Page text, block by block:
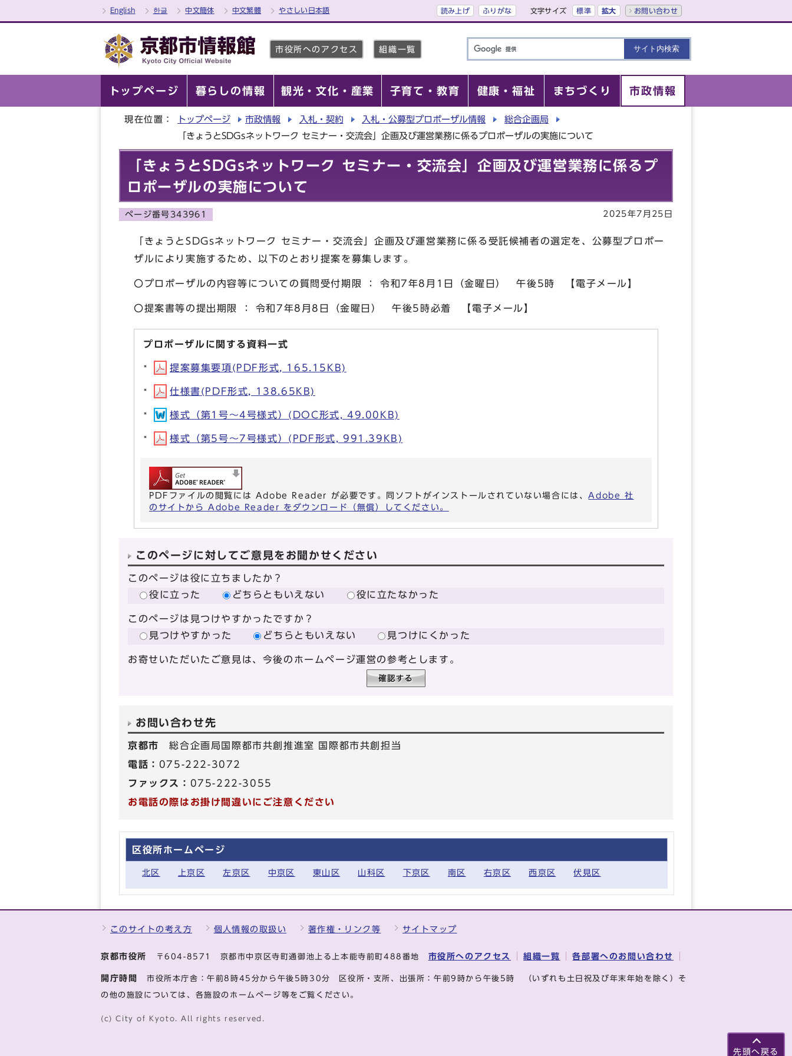
English 한글 中文簡体 中文繁體 やさしい日本語 読み上げ ふりがな 文字サイズ 標準 拡大 お問い合わせ
市役所へのアクセス 組織一覧
トップページ 暮らしの情報 観光・文化・産業 子育て・教育 健康・福祉 まちづくり 市政情報
現在位置： トップページ 市政情報 入札・契約 入札・公募型プロポーザル情報
総合企画局
「きょうとSDGsネットワーク セミナー・交流会」企画及び運営業務に係るプロポーザルの実施について
「きょうとSDGsネットワーク セミナー・交流会」企画及び運営業務に係るプ
ロポーザルの実施について
ページ番号343961 2025年7月25日
「きょうとSDGsネットワーク セミナー・交流会」企画及び運営業務に係る受託候補者の選定を、公募型プロポー
ザルにより実施するため、以下のとおり提案を募集します。
〇プロポーザルの内容等についての質問受付期限 ： 令和7年8月1日（金曜日） 午後5時 【電子メール】
〇提案書等の提出期限 ： 令和7年8月8日（金曜日） 午後5時必着 【電子メール】
プロポーザルに関する資料一式
提案募集要項(PDF形式, 165.15KB)
仕様書(PDF形式, 138.65KB)
様式（第1号～4号様式）(DOC形式, 49.00KB)
様式（第5号～7号様式）(PDF形式, 991.39KB)
PDFファイルの閲覧には Adobe Reader が必要です。同ソフトがインストールされていない場合には、Adobe 社
のサイトから Adobe Reader をダウンロード（無償）してください。
このページに対してご意見をお聞かせください
このページは役に立ちましたか？
役に立った
どちらともいえない 役に立たなかった
このページは見つけやすかったですか？
見つけやすかった
どちらともいえない 見つけにくかった
お寄せいただいたご意見は、今後のホームページ運営の参考とします。
お問い合わせ先
京都市総合企画局国際都市共創推進室 国際都市共創担当
電話： 075-222-3072
ファックス： 075-222-3055
お電話の際はお掛け間違いにご注意ください
区役所ホームページ
北区 上京区 左京区 中京区 東山区 山科区 下京区 南区 右京区 西京区 伏見区
先頭へ戻る
このサイトの考え方 個人情報の取扱い 著作権・リンク等 サイトマップ
京都市役所 〒604-8571 京都市中京区寺町通御池上る上本能寺前町488番地 市役所へのアクセス 組織一覧 各部署へのお問い合わせ
開庁時間 市役所本庁舎：午前8時45分から午後5時30分 区役所・支所、出張所：午前9時から午後5時 （いずれも土日祝及び年末年始を除く）そ
の他の施設については、各施設のホームページ等をご覧ください。
(c) City of Kyoto. All rights reserved.